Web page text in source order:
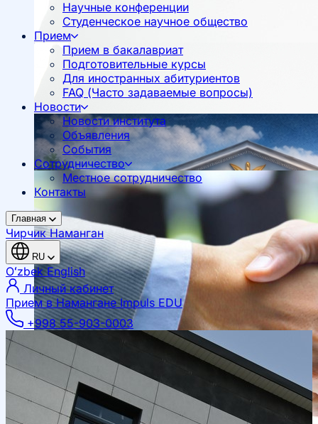
Научные конференции
Студенческое научное общество
Прием
Прием в бакалавриат
Подготовительные курсы
Для иностранных абитуриентов
FAQ (Часто задаваемые вопросы)
Новости
Новости института
Объявления
События
Сотрудничество
Местное сотрудничество
Контакты
Главная
ЧирчикНаманган
RU
OʻzbekEnglish
Личный кабинет
Прием в Намангане Impuls EDU
+998 55-903-0003